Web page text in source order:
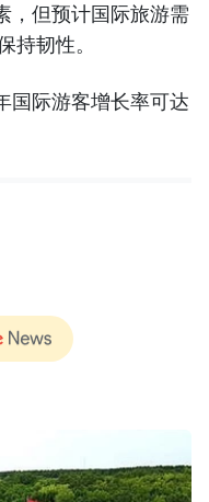
，但预计国际旅游需
持韧性。
国际游客增长率可达